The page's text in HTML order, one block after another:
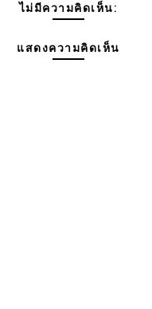
ไม่มีความคิดเห็น:
แสดงความคิดเห็น